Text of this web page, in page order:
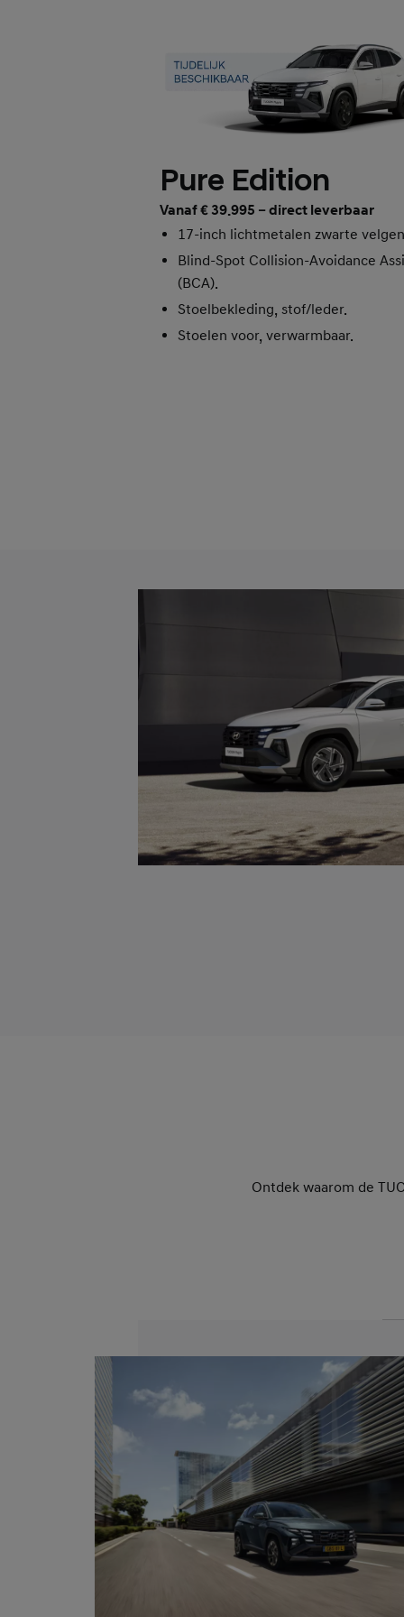
Pure Edition
Vanaf € 39.995 – direct leverbaar
17-inch lichtmetalen zwarte
Blind-Spot Collision-Avoidance
(BCA).
Stoelbekleding, stof/leder.
Stoelen voor, verwarmbaar.
Ontdek waarom de